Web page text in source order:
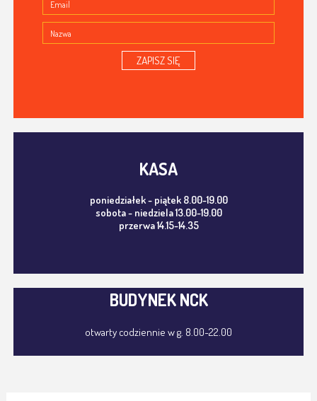
ZAPISZ SIĘ
KASA
poniedziałek - piątek 8.00-19.00
sobota - niedziela 13.00-19.00
przerwa 14.15-14.35
BUDYNEK NCK
otwarty codziennie w g. 8.00-22.00